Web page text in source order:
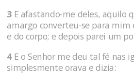
3 E afastando-me deles, aquilo
amargo converteu-se para mim
e do corpo; e depois parei um
4E o Senhor me deu tal fé nas
simplesmente orava e dizia: